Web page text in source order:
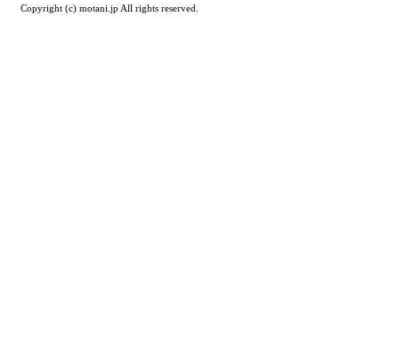
Copyright (c) motani.jp All rights reserved.